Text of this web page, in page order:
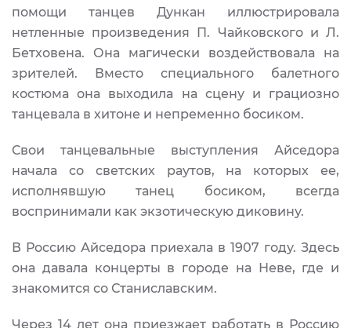
помощи танцев Дункан иллюстрировала
нетленные произведения П. Чайковского и Л.
Бетховена. Она магически воздействовала на
зрителей. Вместо специального балетного
костюма она выходила на сцену и грациозно
танцевала в хитоне и непременно босиком.
Свои танцевальные выступления Айседора
начала со светских раутов, на которых ее,
исполнявшую танец босиком, всегда
воспринимали как экзотическую диковину.
В Россию Айседора приехала в 1907 году. Здесь
она давала концерты в городе на Неве, где и
знакомится со Станиславским.
Через 14 лет она приезжает работать в Россию